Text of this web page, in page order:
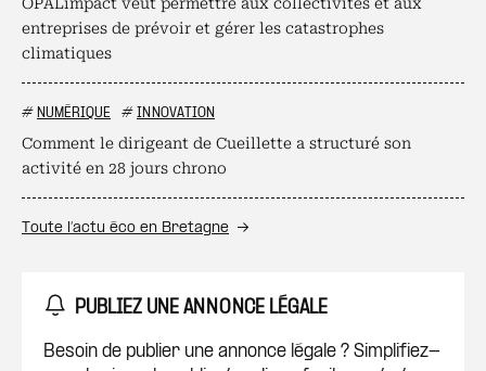
entreprises de prévoir et gérer les catastrophes
climatiques
# NUMÉRIQUE # INNOVATION
Comment le dirigeant de Cueillette a structuré son
activité en 28 jours chrono
Toute l’actu éco en Bretagne
PUBLIEZ UNE ANNONCE LÉGALE
Besoin de publier une annonce légale ? Simplifiez-